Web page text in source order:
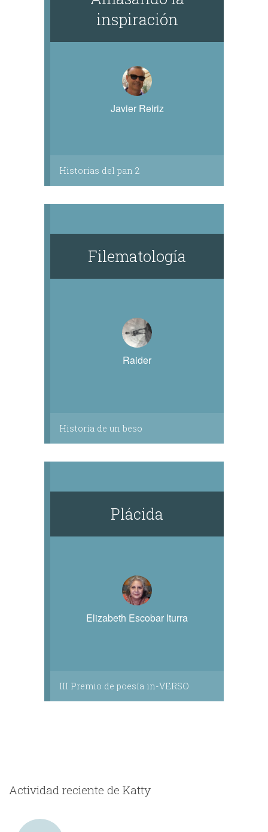
inspiración
Javier Reiriz
Historias del pan 2
Filematología
Raider
Historia de un beso
Plácida
Elizabeth Escobar Iturra
III Premio de poesía in-VERSO
Actividad reciente de Katty